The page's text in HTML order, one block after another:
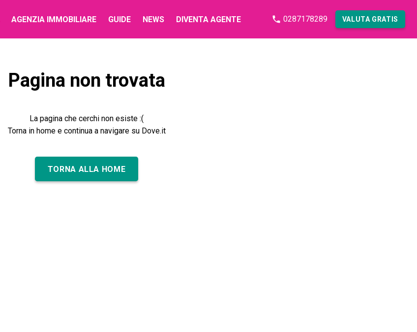
AGENZIA IMMOBILIARE GUIDE NEWS DIVENTA AGENTE 0287178289 VALUTA GRATIS
Pagina non trovata
La pagina che cerchi non esiste :(
Torna in home e continua a navigare su Dove.it
TORNA ALLA HOME